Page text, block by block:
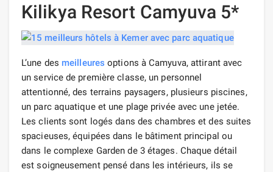
Kilikya Resort Camyuva 5*
L’une des meilleures options à Camyuva, attirant avec
un service de première classe, un personnel
attentionné, des terrains paysagers, plusieurs piscines,
un parc aquatique et une plage privée avec une jetée.
Les clients sont logés dans des chambres et des suites
spacieuses, équipées dans le bâtiment principal ou
dans le complexe Garden de 3 étages. Chaque détail
est soigneusement pensé dans les intérieurs, ils se